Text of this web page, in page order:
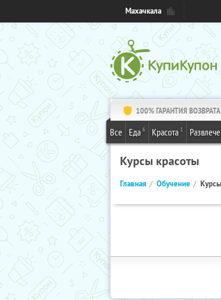
Махачкала
100% ГАРАНТИЯ
Все Еда 6 Красота 1
Курсы красоты
Главная Обучение